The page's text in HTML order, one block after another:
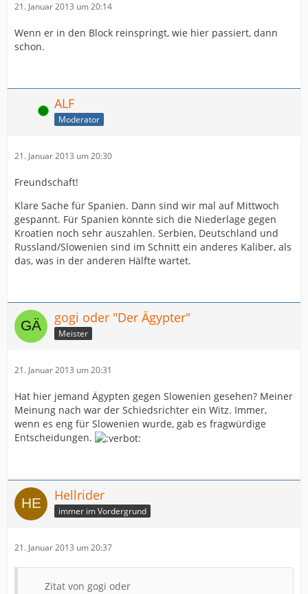
21. Januar 2013 um 20:14
Wenn er in den Block reinspringt, wie hier passiert, dann
schon.
Online ALF
Moderator
21. Januar 2013 um 20:30
Freundschaft!
Klare Sache für Spanien. Dann sind wir mal auf Mittwoch
gespannt. Für Spanien könnte sich die Niederlage gegen
Kroatien noch sehr auszahlen. Serbien, Deutschland und
Russland/Slowenien sind im Schnitt ein anderes Kaliber, als
das, was in der anderen Hälfte wartet.
gogi oder "Der Ägypter"
Meister
21. Januar 2013 um 20:31
Hat hier jemand Ägypten gegen Slowenien gesehen? Meiner
Meinung nach war der Schiedsrichter ein Witz. Immer,
wenn es eng für Slowenien wurde, gab es fragwürdige
Entscheidungen.
Hellrider
immer im Vordergrund
21. Januar 2013 um 20:37
Zitat von gogi oder